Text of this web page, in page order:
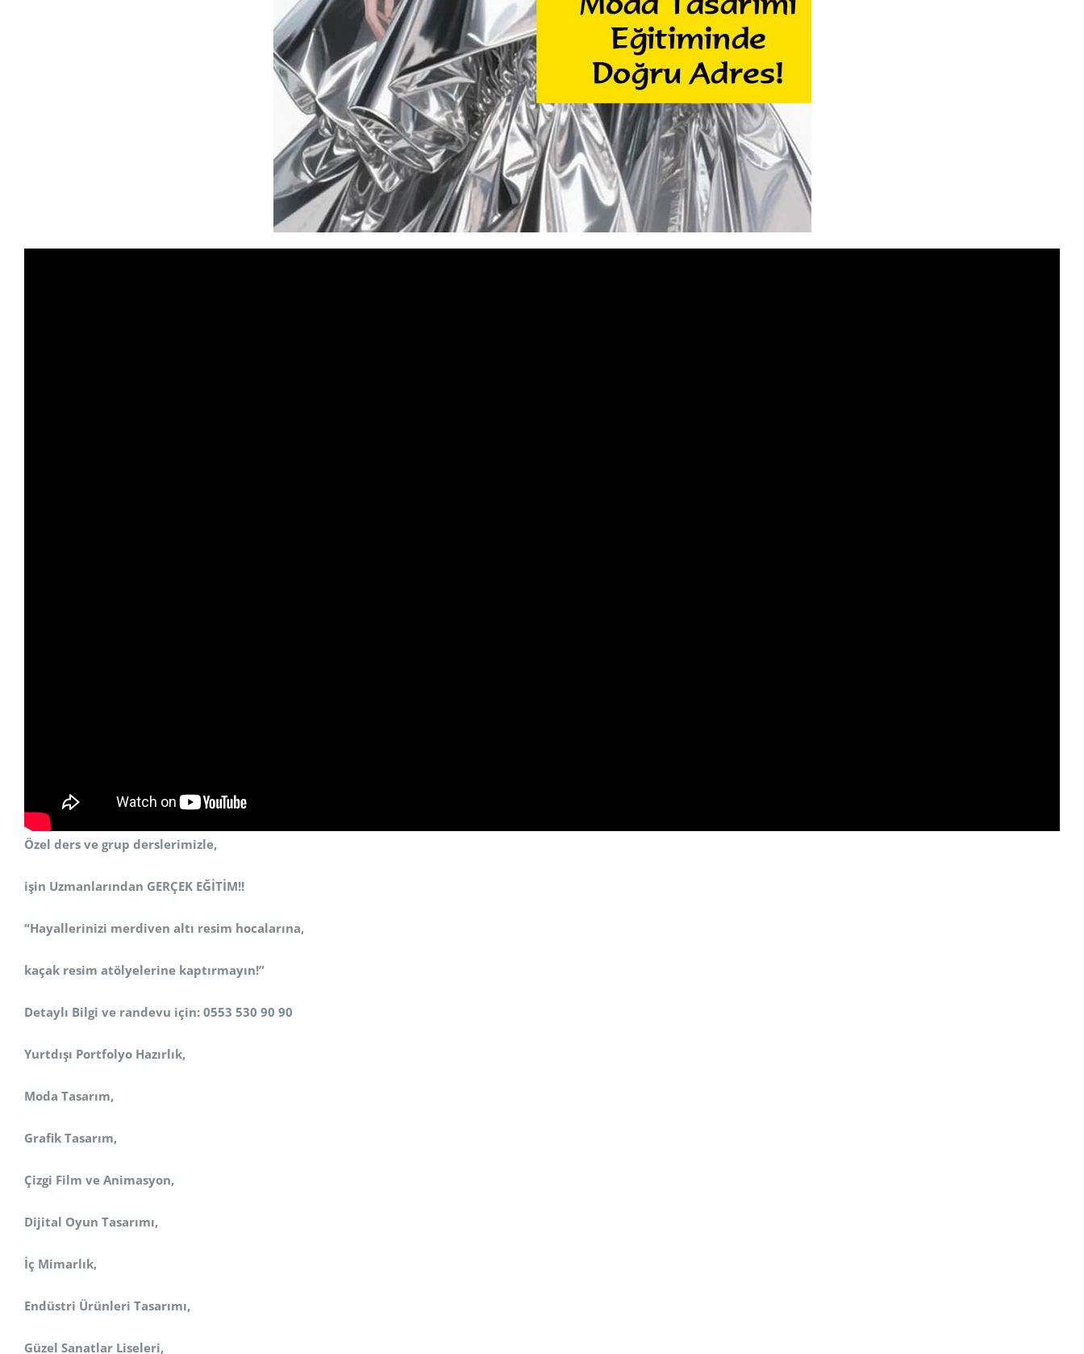
Özel ders ve grup derslerimizle,
işin Uzmanlarından GERÇEK EĞİTİM!!
“Hayallerinizi merdiven altı resim hocalarına,
kaçak resim atölyelerine kaptırmayın!”
Detaylı Bilgi ve randevu için: 0553 530 90 90
Yurtdışı Portfolyo Hazırlık,
Moda Tasarım,
Grafik Tasarım,
Çizgi Film ve Animasyon,
Dijital Oyun Tasarımı,
İç Mimarlık,
Endüstri Ürünleri Tasarımı,
Güzel Sanatlar Liseleri,